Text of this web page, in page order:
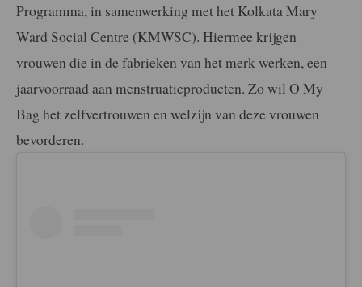
Programma, in samenwerking met het Kolkata Mary
Ward Social Centre (KMWSC). Hiermee krijgen
vrouwen die in de fabrieken van het merk werken, een
jaarvoorraad aan menstruatieproducten. Zo wil O My
Bag het zelfvertrouwen en welzijn van deze vrouwen
bevorderen.